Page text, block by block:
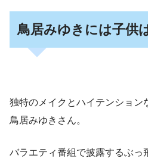
鳥居みゆきには子供
独特のメイクとハイテンション
鳥居みゆきさん。
バラエティ番組で披露するぶっ